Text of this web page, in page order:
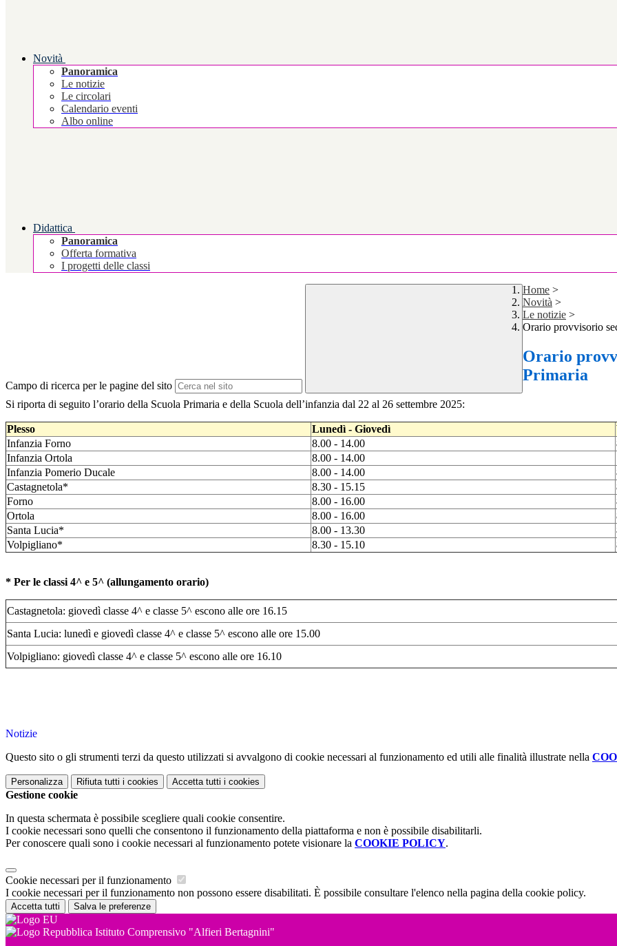
Novità
Panoramica
Le notizie
Le circolari
Calendario eventi
Albo online
Didattica
Panoramica
Offerta formativa
I progetti delle classi
Campo di ricerca per le pagine del sito
Home >
Novità >
Le notizie >
Orario provvisorio
Orario
Primaria
Si riporta di seguito l’orario della Scuola Primaria e della Scuola dell’infanzia dal 22 al 26 settembre 2025:
Plesso Lunedì - Giovedì
Infanzia Forno
8.00 - 14.00
Infanzia Ortola
8.00 - 14.00
Infanzia Pomerio Ducale
8.00 - 14.00
Castagnetola*
8.30 - 15.15
Forno
8.00 - 16.00
Ortola
8.00 - 16.00
Santa Lucia*
8.00 - 13.30
Volpigliano*
8.30 - 15.10
* Per le classi 4^ e 5^ (allungamento orario)
Castagnetola: giovedì classe 4^ e classe 5^ escono alle ore 16.15
Santa Lucia: lunedì e giovedì classe 4^ e classe 5^ escono alle ore 15.00
Volpigliano: giovedì classe 4^ e classe 5^ escono alle ore 16.10
Notizie
Questo sito o gli strumenti terzi da questo utilizzati si avvalgono di cookie necessari al funzionamento ed utili alle finalità illustrate nella
Personalizza Rifiuta tutti i cookies Accetta tutti i cookies
Gestione cookie
In questa schermata è possibile scegliere quali cookie consentire.
I cookie necessari sono quelli che consentono il funzionamento della piattaforma e non è possibile disabilitarli.
Per conoscere quali sono i cookie necessari al funzionamento potete visionare la COOKIE POLICY.
Cookie necessari per il funzionamento
I cookie necessari per il funzionamento non possono essere disabilitati. È possibile consultare l'elenco nella pagina della cookie policy.
Accetta tutti Salva le preferenze
Istituto Comprensivo "Alfieri Bertagnini"